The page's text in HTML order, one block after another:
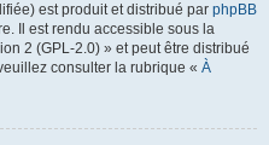
est produit et distribué par phpBB
Il est rendu accessible sous la
2 (GPL-2.0) » et peut être distribué
consulter la rubrique « À